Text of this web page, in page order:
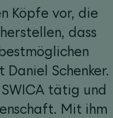
Köpfe vor, die
dass
Schenker.
tätig und
Mit ihm